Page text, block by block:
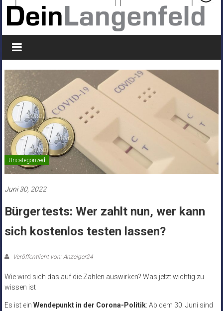
Uncategorized
Juni 30, 2022
Bürgertests: Wer zahlt nun, wer kann
sich kostenlos testen lassen?
Veröffentlicht von: Anzeiger24
Wie wird sich das auf die Zahlen auswirken? Was jetzt wichtig zu
wissen ist
Es ist ein Wendepunkt in der Corona-Politik: Ab dem 30. Juni sind